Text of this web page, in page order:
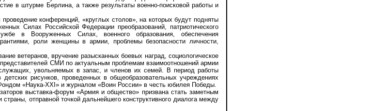
в штурме Берлина, а также результаты военно-поисковой работы и
конференций, «круглых столов», на которых будут подняты
Силах Российской Федерации преобразований, патриотического
в Вооруженных Силах, военного образования, обеспечения
роли женщины в армии, проблемы безопасности личности,
ветеранов, вручение разысканных боевых наград, социологическое
СМИ по актуальным проблемам взаимоотношений армии
увольняемых в запас, и членов их семей. В период работы
детских рисунков, проведенных в общеобразовательных учреждениях
«Наука-ХХI» и журналом «Воин России» в честь юбилея Победы.
выставка-форум «Армия и общество» призвана стать заметным
отправной точкой дальнейшего конструктивного диалога между